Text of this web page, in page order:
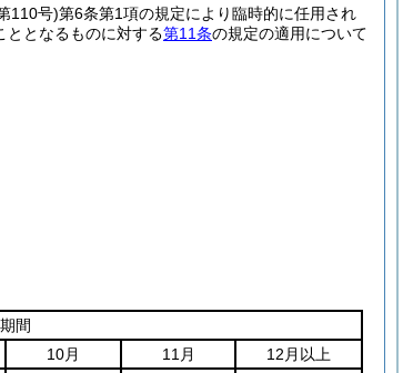
110号)第6条第1項の規定により臨時的に任用され
ととなるものに対する第11条の規定の適用について
間
10月 11月
12月以上